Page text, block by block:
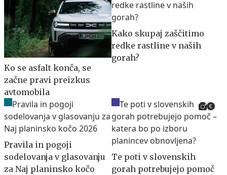
Ko se asfalt konča, se
začne pravi preizkus
avtomobila
Kako skupaj zaščitimo
redke rastline v naših
gorah?
Pravila in pogoji
sodelovanja v glasovanju
za Naj planinsko kočo
Te poti v slovenskih
gorah potrebujejo pomoč